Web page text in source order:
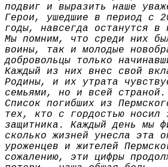
подвиг и выразить наше
Герои, ушедшие в период с
годы, навсегда останутся в
Мы помним, что среди них
воины, так и молодые
добровольцы только
Каждый из них внес свой
Родины, и их утрата
семьями, но и всей страной.
Список погибших из
тех, кто с гордостью носил
защитника. Каждый день мы
сколько жизней унесла эта
уроженцев и жителей
сожалению, эти цифры